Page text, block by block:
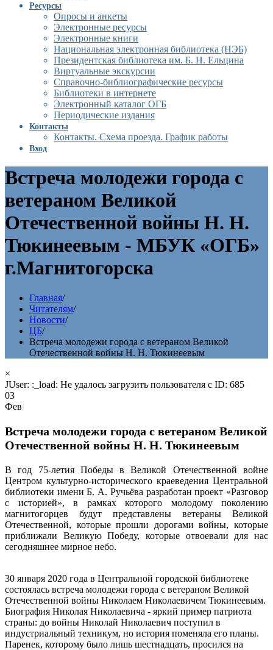
Ресурсы
Опросы и анкеты
Электронные ресурсы
Электронные книги
Национальная электронная библиотека (НЭБ)
Президентская библиотека им. Б. Н. Ельцина
Виртуальные экскурсии
Справочно-библиографические ресурсы
Библиотеки в интернете
Электронный каталог ОГБ
Периодические издания
Контакты
Контакты. Схема проезда. График работы
Вход
Встреча молодежи города с
ветераном Великой
Отечественной войны Н. Н.
Тюкинеевым - МБУК «ОГБ»
г.Магнитогорска
Главная/
Читателям/
Новости/
ЦБ/
Встреча молодежи города с ветераном Великой
Отечественной войны Н. Н. Тюкинеевым
×
JUser: :_load: Не удалось загрузить пользователя с ID: 685
03
Фев
Встреча молодежи города с ветераном Великой
Отечественной войны Н. Н. Тюкинеевым
В год 75-летия Победы в Великой Отечественной войне
Центром культурно-исторического краеведения Центральной
библиотеки имени Б. А. Ручьёва разработан проект «Разговор
с историей», в рамках которого молодому поколению
магнитогорцев будут представлены ветераны Великой
Отечественной, которые прошли дорогами войны, которые
приближали Великую Победу, которые отвоевали для нас
сегодняшнее мирное небо.
30 января 2020 года в Центральной городской библиотеке
состоялась встреча молодежи города с ветераном Великой
Отечественной войны Николаем Николаевичем Тюкинеевым.
Биография Николая Николаевича - яркий пример патриота
страны: до войны Николай Николаевич поступил в
индустриальный техникум, но история поменяла его планы.
Паренек, которому было лишь шестнадцать, просился на